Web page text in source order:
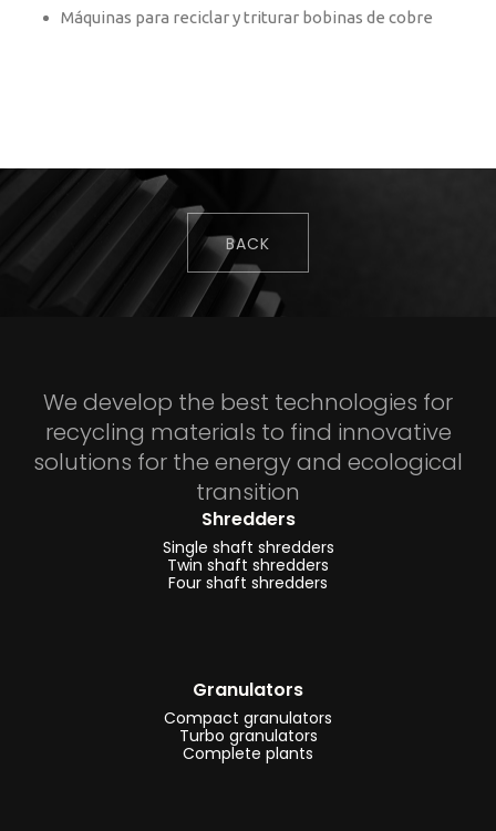
Máquinas para reciclar y triturar bobinas de cobre
BACK
We develop the best technologies for
recycling materials to find innovative
solutions for the energy and ecological
transition
Shredders
Single shaft shredders
Twin shaft shredders
Four shaft shredders
Granulators
Compact granulators
Turbo granulators
Complete plants